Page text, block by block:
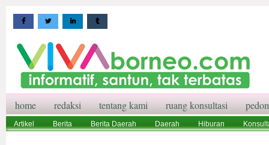
home redaksi tentang kami ruang konsultasi
Artikel Berita Berita Daerah Daerah Hiburan